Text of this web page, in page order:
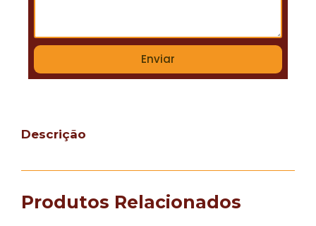
Enviar
Descrição
Produtos Relacionados